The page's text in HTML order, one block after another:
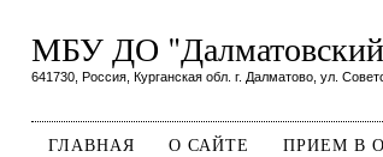
МБУ ДО "Далматовский
641730, Россия, Курганская обл. г. Далматово, ул.
ГЛАВНАЯ О САЙТЕ ПРИЕМ В